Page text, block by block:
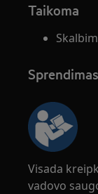
Taikoma
Sprendimas
Visada
vadovo